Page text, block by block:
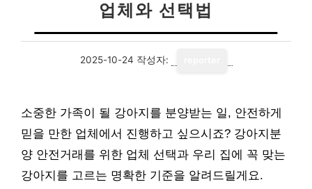
업체와 선택법
2025-10-24 작성자:
소중한 가족이 될 강아지를 분양받는 일, 안전하게
믿을 만한 업체에서 진행하고 싶으시죠? 강아지분
양 안전거래를 위한 업체 선택과 우리 집에 꼭 맞는
강아지를 고르는 명확한 기준을 알려드릴게요.